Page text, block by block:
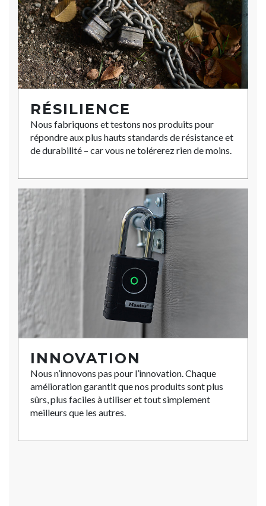
RÉSILIENCE
Nous fabriquons et testons nos produits pour
répondre aux plus hauts standards de résistance et
de durabilité – car vous ne tolérerez rien de moins.
INNOVATION
Nous n’innovons pas pour l’innovation. Chaque
amélioration garantit que nos produits sont plus
sûrs, plus faciles à utiliser et tout simplement
meilleurs que les autres.